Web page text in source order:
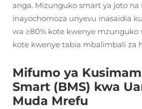
anga. Mizunguko smart ya joto na
inayochomoza unyevu inasaidia
wa ≥80% kote kwenye mzunguko
kote kwenye tabia mbalimbali za
Mifumo ya
Smart (BMS) kwa
Muda Mrefu